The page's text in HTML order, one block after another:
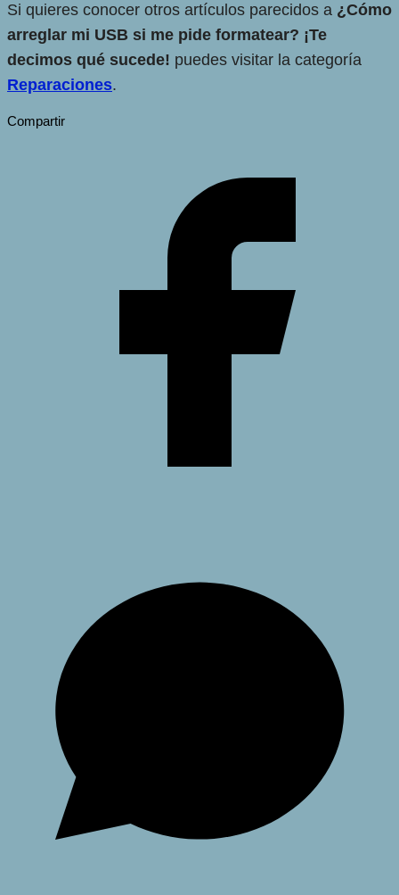
Si quieres conocer otros artículos parecidos a ¿Cómo
arreglar mi USB si me pide formatear? ¡Te
decimos qué sucede! puedes visitar la categoría
Reparaciones.
Compartir